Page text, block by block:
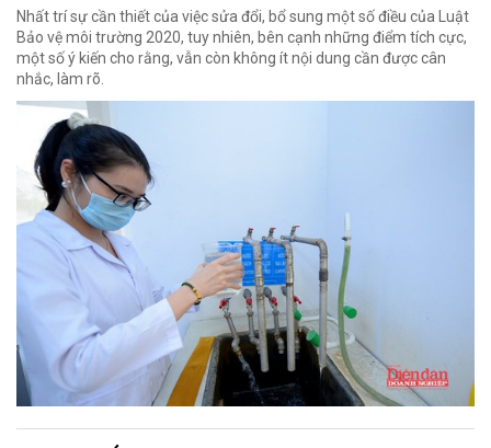
Nhất trí sự cần thiết của việc sửa đổi, bổ sung một số điều của Luật
Bảo vệ môi trường 2020, tuy nhiên, bên cạnh những điểm tích cực,
một số ý kiến cho rằng, vẫn còn không ít nội dung cần được cân
nhắc, làm rõ.